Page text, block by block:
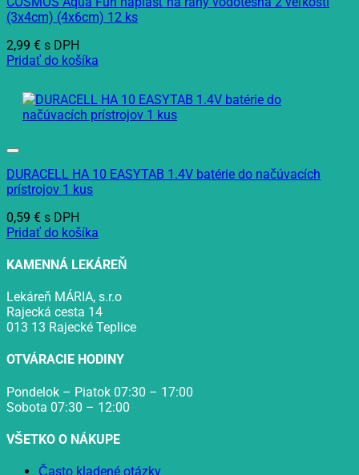
(3x4cm) (4x6cm) 12 ks
2,99 € s DPH
Pridať do košíka
DURACELL HA 10 EASYTAB 1.4V batérie do načúvacích
prístrojov 1 kus
0,59 € s DPH
Pridať do košíka
KAMENNÁ LEKÁREŇ
Lekáreň MÁRIA, s.r.o
Rajecká cesta 14
013 13 Rajecké Teplice
OTVÁRACIE HODINY
Pondelok – Piatok 07:30 – 17:00
Sobota 07:30 – 12:00
VŠETKO O NÁKUPE
Často kladené otázky